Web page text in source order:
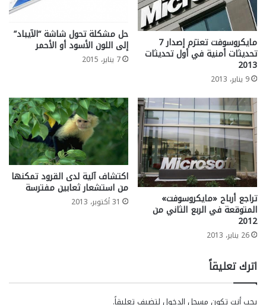
مايكروسوفت تعتزم إصدار 7
تحديثات أمنية في أول تحديثات
2013
9 يناير، 2013
حل مشكلة تحول شاشة “الآيباد”
إلى اللون الأسود أو الأحمر
7 يناير، 2015
تراجع أرباح «مايكروسوفت»
المتوقعة في الربع الثاني من
2012
26 يناير، 2013
اكتشاف آلية لدى القرود تمكنها
من استشعار ثعابين مفترسة
31 أكتوبر، 2013
اترك تعليقاً
يجب أنت تكون مسجل الدخول لتضيف تعليقاً.